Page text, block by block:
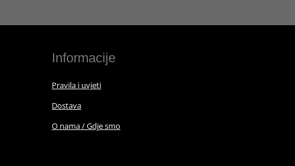
Informacije
Pravila i uvjeti
Dostava
O nama / Gdje smo